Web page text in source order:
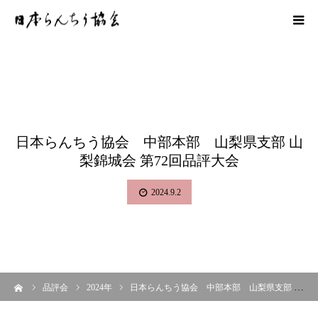
日本らんちう協会 中部本部 山梨県支部 山
梨錦城会 第72回品評大会
2024.9.2
品評会 2024年 日本らんちう協会 中部本部 山梨県支部 山梨錦城会 第72回品評大会